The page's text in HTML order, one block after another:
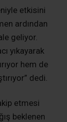
etkisini
ardından
geliyor.
yıkayarak
hem de
dedi.
etmesi
beklenen